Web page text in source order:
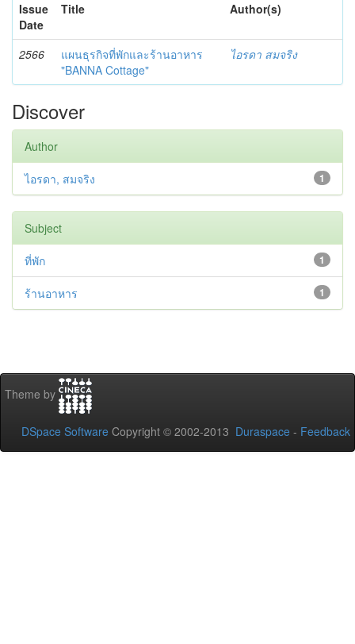
Issue
Date
Title Author(s)
2566
แผนธุรกิจที่พักและร้านอาหาร
"BANNA Cottage"
ไอรดา สมจริง
Discover
Author
1
ไอรดา, สมจริง
Subject
1
ที่พัก
1
ร้านอาหาร
Theme by
DSpace Software Copyright © 2002-2013 Duraspace - Feedback